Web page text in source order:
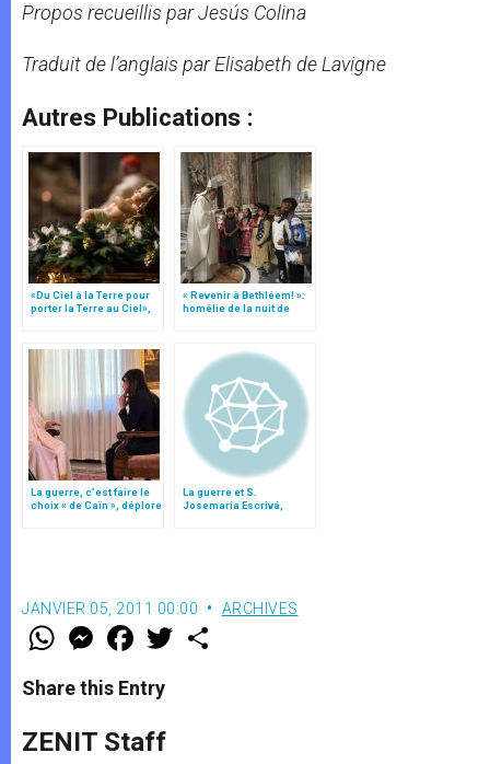
Propos recueillis par Jesús Colina
Traduit de l’anglais par Elisabeth de Lavigne
Autres Publications :
«Du Ciel à la Terre pour
porter la Terre au Ciel»,
« Revenir à Bethléem! »:
homélie de la nuit de
Noël (texte complet)
La guerre, c’est faire le
choix « de Caïn », déplore
La guerre et S.
Josemaría Escrivá,
JANVIER 05, 2011 00:00 ARCHIVES
W
t
s
p
p
M
e
s
e
g
e
F
a
e
b
o
k
w
Share this Entry
ZENIT Staff